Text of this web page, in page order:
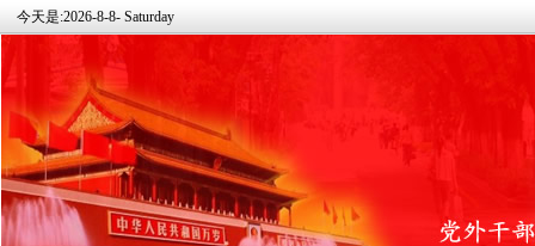
今天是:2026-8-8- Saturday